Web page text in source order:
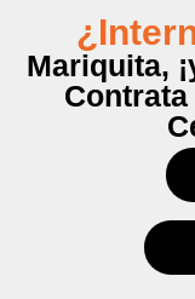
Mariquita,